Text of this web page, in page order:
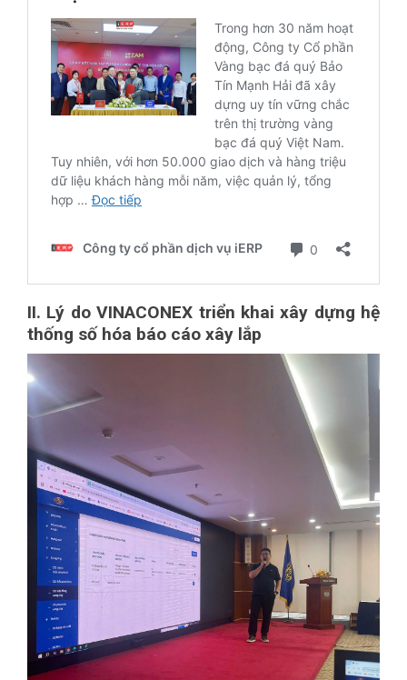
II. Lý do VINACONEX triển khai xây dựng hệ
thống số hóa báo cáo xây lắp